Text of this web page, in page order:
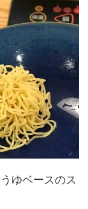
ゆベースのス